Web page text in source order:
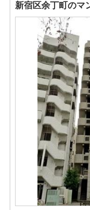
新宿区余丁町のマ